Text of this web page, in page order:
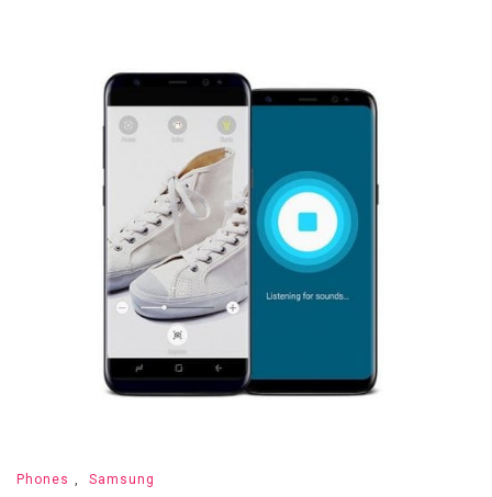
Phones , Samsung